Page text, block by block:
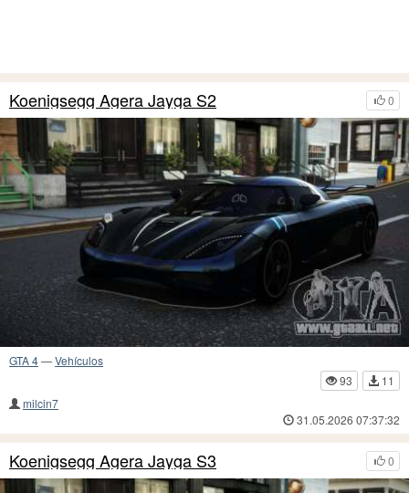
0
Koenigsegg Agera Jayga S2
GTA 4—Vehículos
93
11
milcin7
31.05.2026 07:37:32
0
Koenigsegg Agera Jayga S3